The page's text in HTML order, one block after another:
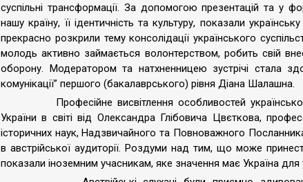
суспільні трансформації. За допомогою презентацій та у
нашу країну, її ідентичність та культуру, показали
прекрасно розкрили тему консолідації українського
молодь активно займається волонтерством, робить свій
оборону. Модератором та натхненницею зустрічі стала
комунікації” першого (бакалаврського) рівня Діана Шалашна.
Професійне висвітлення особливостей української
України в світі від Олександра Глібовича Цвєткова,
історичних наук, Надзвичайного та Повноважного
в австрійської аудиторії. Роздуми над тим, що може
показали іноземним учасникам, яке значення має Україна для